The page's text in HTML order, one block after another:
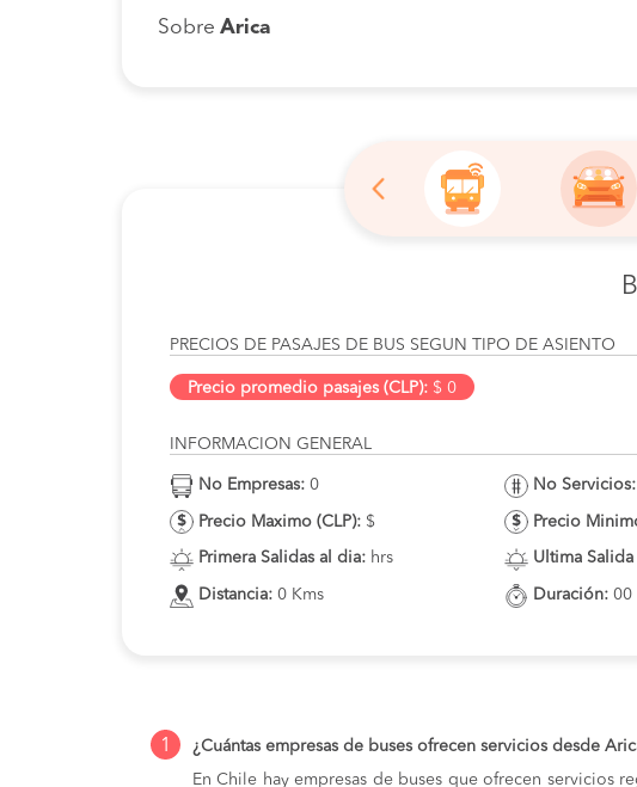
Sobre Arica
PRECIOS DE PASAJES DE BUS SEGUN TIPO DE ASIENTO
Precio promedio pasajes (CLP): $ 0
INFORMACION GENERAL
No Empresas: 0
Precio Maximo (CLP): $
Primera Salidas al dia: hrs
Distancia: 0 Kms
No Servicios:
Precio
Ultima
Duración: 00
1
¿Cuántas empresas de buses ofrecen servicios desde
En Chile hay empresas de buses que ofrecen servicios